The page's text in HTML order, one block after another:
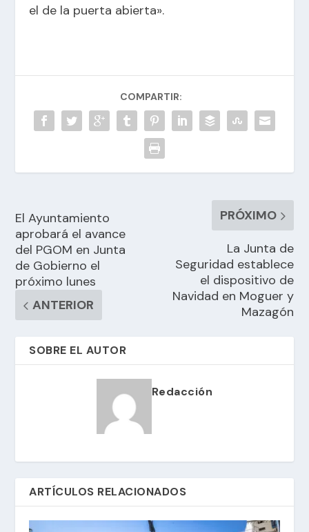
el de la puerta abierta».
COMPARTIR:
El Ayuntamiento
aprobará el avance
del PGOM en Junta
de Gobierno el
próximo lunes
ANTERIOR
PRÓXIMO
La Junta de
Seguridad establece
el dispositivo de
Navidad en Moguer y
Mazagón
SOBRE EL AUTOR
Redacción
ARTÍCULOS RELACIONADOS